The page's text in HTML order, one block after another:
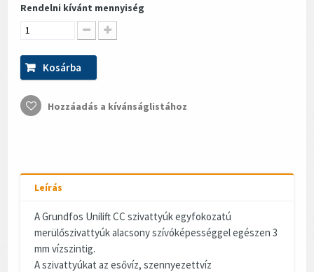
Rendelni kívánt mennyiség
Kosárba
Hozzáadás a kívánságlistához
Leírás
A Grundfos Unilift CC szivattyúk egyfokozatú
merülőszivattyúk alacsony szívóképességgel egészen 3
mm vízszintig.
A szivattyúkat az esővíz, szennyezettvíz